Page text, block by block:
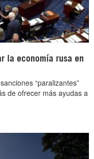
la economía rusa en
“paralizantes”
de ofrecer más ayudas a